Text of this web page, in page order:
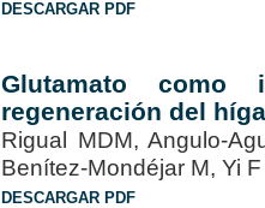
DESCARGAR PDF
Glutamato como
regeneración del
Rigual MDM, Angulo-
Benítez-Mondéjar M, Yi
DESCARGAR PDF